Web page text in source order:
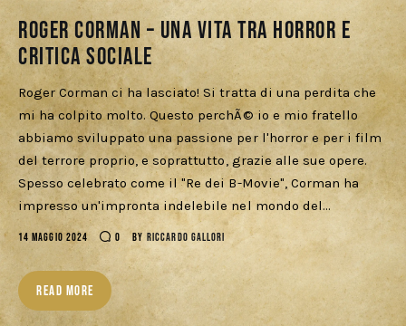
Libri e fumetti
Cercatori
Download
Roger Corman – Una vita tra Horror e
critica sociale
Roger Corman ci ha lasciato! Si tratta di una perdita che
mi ha colpito molto. Questo perchÃ© io e mio fratello
abbiamo sviluppato una passione per l'horror e per i film
del terrore proprio, e soprattutto, grazie alle sue opere.
Spesso celebrato come il "Re dei B-Movie", Corman ha
impresso un'impronta indelebile nel mondo del…
14 MAGGIO 2024 0 BY RICCARDO GALLORI
READ MORE